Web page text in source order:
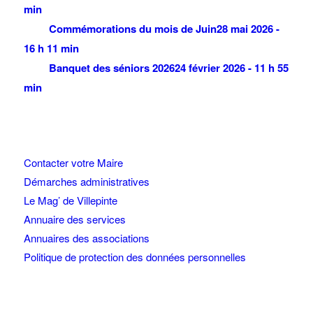
min
Commémorations du mois de Juin28 mai 2026 -
16 h 11 min
Banquet des séniors 202624 février 2026 - 11 h 55
min
Contacter votre Maire
Démarches administratives
Le Mag’ de Villepinte
Annuaire des services
Annuaires des associations
Politique de protection des données personnelles